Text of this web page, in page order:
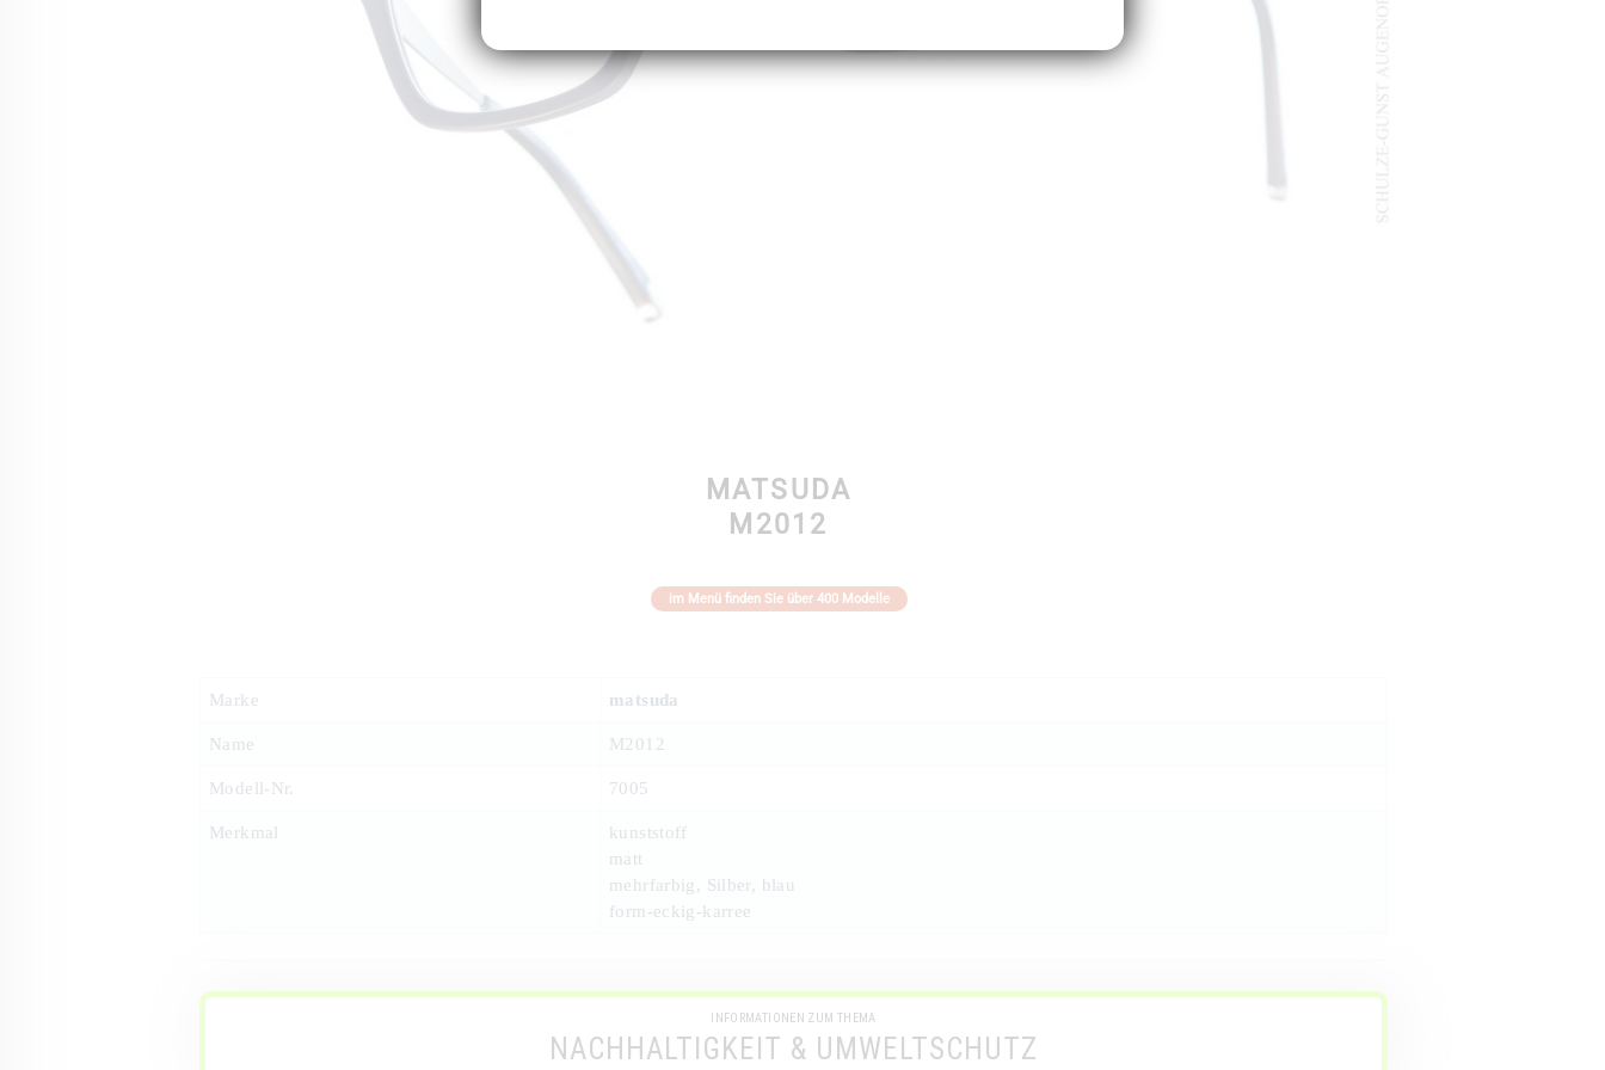
MATSUDA
M2012
im Menü finden Sie über 400 Modelle
Marke matsuda
Name M2012
Modell-Nr. 7005
Merkmal
kunststoff
matt
mehrfarbig, Silber, blau
form-eckig-karree
INFORMATIONEN ZUM THEMA
NACHHALTIGKEIT & UMWELTSCHUTZ